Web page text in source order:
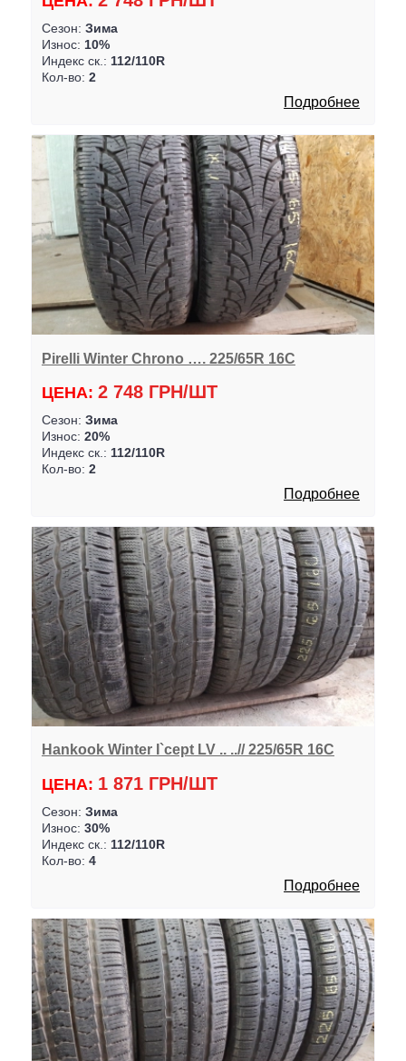
Сезон: Зима
Износ: 10%
Индекс ск.: 112/110R
Кол-во: 2
Подробнее
Pirelli Winter Chrono …. 225/65R 16C
ЦЕНА: 2 748 ГРН/ШТ
Сезон: Зима
Износ: 20%
Индекс ск.: 112/110R
Кол-во: 2
Подробнее
Hankook Winter I`cept LV .. ..// 225/65R 16C
ЦЕНА: 1 871 ГРН/ШТ
Сезон: Зима
Износ: 30%
Индекс ск.: 112/110R
Кол-во: 4
Подробнее